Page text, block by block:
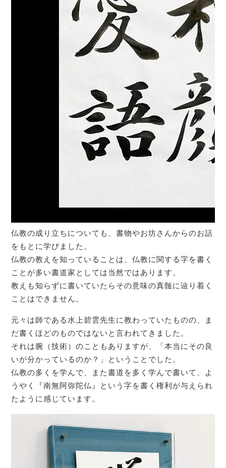
仏教の成り立ちについても、書物やお坊さんからのお話
をもとに学びました。
仏教の教えを知っていることは、仏教に関する字を書く
ことが多い書道家としては当然ではあります。
教えも知らずに書いていたらその意味の真髄に辿り着く
ことはできません。
元々は師である水上碧雲先生に教わっていたものの、ま
だ書くほどのものではないと言われてきました。
それは腕（技術）のこともありますが、「本当にその良
いが分かっているのか？」ということでした。
仏教の多くを学んで、また書道を多く学んで書いて、よ
うやく『南無阿弥陀仏』という字を書く権利が与えられ
たように感じています。